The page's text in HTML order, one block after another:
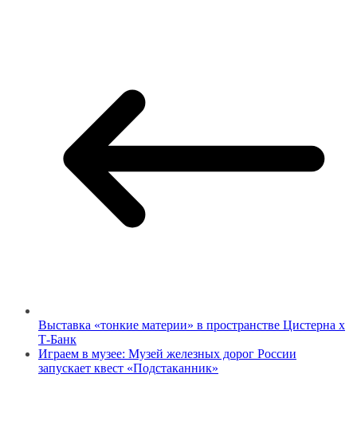
Выставка «тонкие материи» в пространстве Цистерна х
Т-Банк
Играем в музее: Музей железных дорог России
запускает квест «Подстаканник»